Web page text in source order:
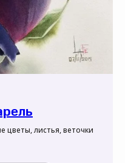
цветы, листья, веточки